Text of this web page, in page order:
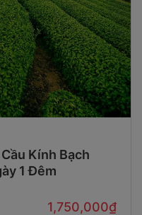
Kính Bạch
1 Đêm
1,750,000₫